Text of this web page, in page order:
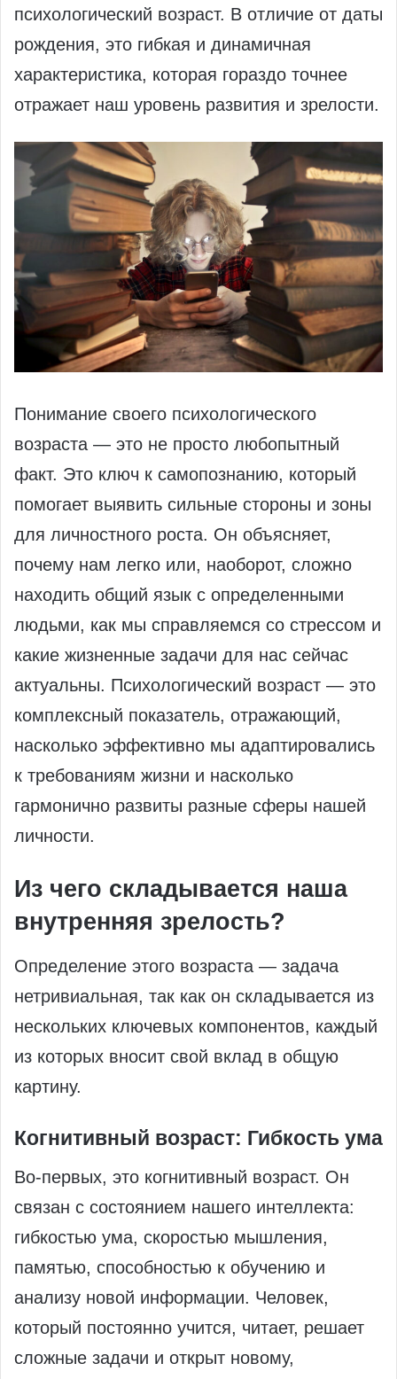
психологический возраст. В отличие от даты
рождения, это гибкая и динамичная
характеристика, которая гораздо точнее
отражает наш уровень развития и зрелости.
Понимание своего психологического
возраста — это не просто любопытный
факт. Это ключ к самопознанию, который
помогает выявить сильные стороны и зоны
для личностного роста. Он объясняет,
почему нам легко или, наоборот, сложно
находить общий язык с определенными
людьми, как мы справляемся со стрессом и
какие жизненные задачи для нас сейчас
актуальны. Психологический возраст — это
комплексный показатель, отражающий,
насколько эффективно мы адаптировались
к требованиям жизни и насколько
гармонично развиты разные сферы нашей
личности.
Из чего складывается наша
внутренняя зрелость?
Определение этого возраста — задача
нетривиальная, так как он складывается из
нескольких ключевых компонентов, каждый
из которых вносит свой вклад в общую
картину.
Когнитивный возраст: Гибкость ума
Во-первых, это когнитивный возраст. Он
связан с состоянием нашего интеллекта:
гибкостью ума, скоростью мышления,
памятью, способностью к обучению и
анализу новой информации. Человек,
который постоянно учится, читает, решает
сложные задачи и открыт новому,